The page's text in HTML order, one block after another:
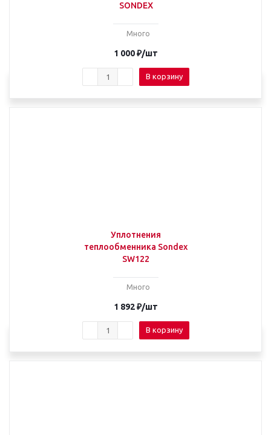
SONDEX
Много
1 000₽/шт
В корзину
Уплотнения
теплообменника Sondex
SW122
Много
1 892₽/шт
В корзину